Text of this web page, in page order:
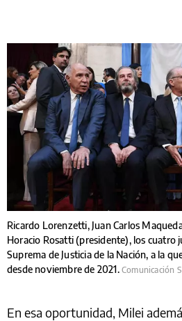
Ricardo Lorenzetti, Juan Carlos
Horacio Rosatti (presidente), los cuatro
Suprema de Justicia de la Nación, a la
desde noviembre de 2021. Comunicación
En esa oportunidad, Milei